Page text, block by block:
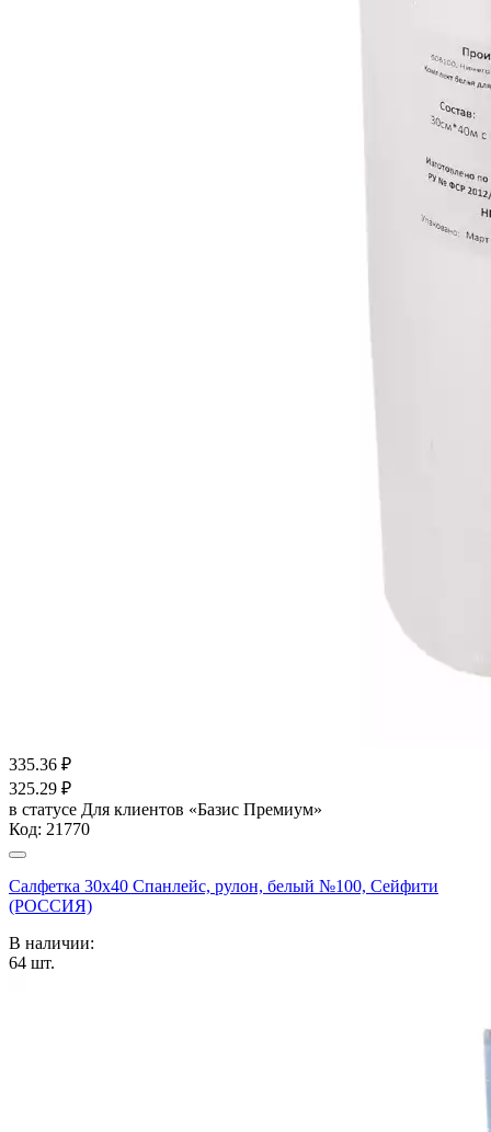
335.36 ₽
325.29 ₽
в статусе Для клиентов «Базис Премиум»
Код: 21770
Салфетка 30х40 Спанлейс, рулон, белый №100, Сейфити
(РОССИЯ)
В наличии:
64 шт.